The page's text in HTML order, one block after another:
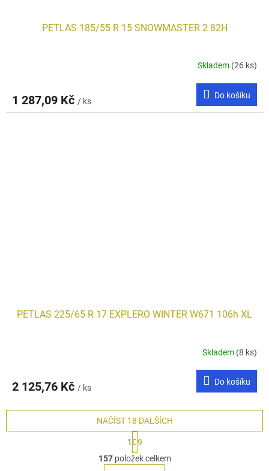
PETLAS 185/55 R 15 SNOWMASTER 2 82H
Skladem (26 ks)
1 287,09 Kč / ks
Do košíku
PETLAS 225/65 R 17 EXPLERO WINTER W671 106h XL
Skladem (8 ks)
2 125,76 Kč / ks
Do košíku
O
v
NAČÍST 18 DALŠÍCH
t
r
á
1
9
157položek celkem